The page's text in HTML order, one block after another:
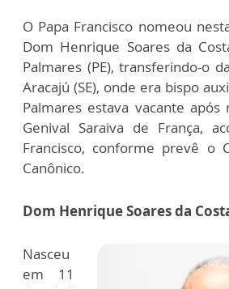
O Papa Francisco nomeou
Dom Henrique Soares da
Palmares (PE), transferindo-o
Aracajú (SE), onde era bispo
Palmares estava vacante
Genival Saraiva de França,
Francisco, conforme prevê o
Canônico.
Dom Henrique Soares da
Nasceu
em 11